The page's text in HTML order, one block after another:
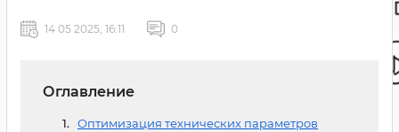
14 05 2025, 16:11 0
Оглавление
Оптимизация технических параметров